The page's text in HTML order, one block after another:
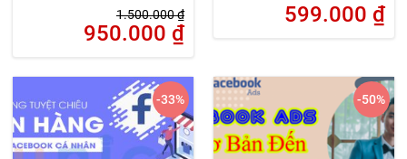
1.500.000₫
950.000 ₫
599.000 ₫
-33% -50%